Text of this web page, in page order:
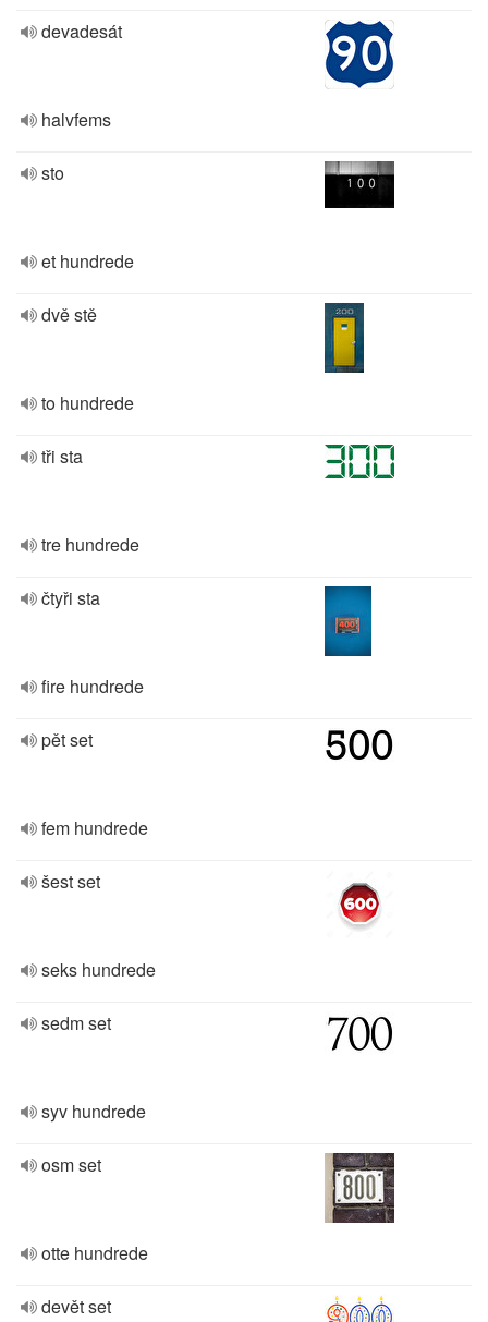
devadesát
halvfems
sto
et hundrede
dvě stě
to hundrede
tři sta
tre hundrede
čtyři sta
fire hundrede
pět set
fem hundrede
šest set
seks hundrede
sedm set
syv hundrede
osm set
otte hundrede
devět set